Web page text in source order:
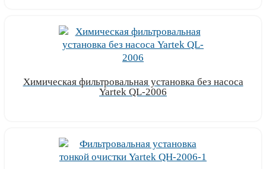
Химическая фильтровальная установка без насоса
Yartek QL-2006